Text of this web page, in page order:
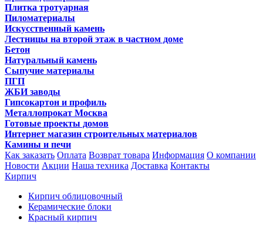
Плитка тротуарная
Пиломатериалы
Искусственный камень
Лестницы на второй этаж в частном доме
Бетон
Натуральный камень
Сыпучие материалы
ПГП
ЖБИ заводы
Гипсокартон и профиль
Металлопрокат Москва
Готовые проекты домов
Интернет магазин строительных материалов
Камины и печи
Как заказать Оплата Возврат товара Информация О компании
Новости Акции Наша техника Доставка Контакты
Кирпич
Кирпич облицовочный
Керамические блоки
Красный кирпич